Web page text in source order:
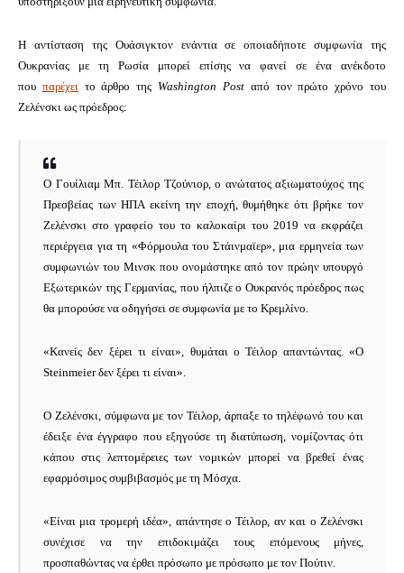
Η αντίσταση της Ουάσιγκτον ενάντια σε οποιαδήποτε συμφωνία της
Ουκρανίας με τη Ρωσία μπορεί επίσης να φανεί σε ένα ανέκδοτο
που παρέχει το άρθρο της Washington Post από τον πρώτο χρόνο του
Ζελένσκι ως πρόεδρος:
Ο Γουίλιαμ Μπ. Τέιλορ Τζούνιορ, ο ανώτατος αξιωματούχος της
Πρεσβείας των ΗΠΑ εκείνη την εποχή, θυμήθηκε ότι βρήκε τον
Ζελένσκι στο γραφείο του το καλοκαίρι του 2019 να εκφράζει
περιέργεια για τη «Φόρμουλα του Στάινμαϊερ», μια ερμηνεία των
συμφωνιών του Μινσκ που ονομάστηκε από τον πρώην υπουργό
Εξωτερικών της Γερμανίας, που ήλπιζε ο Ουκρανός πρόεδρος πως
θα μπορούσε να οδηγήσει σε συμφωνία με το Κρεμλίνο.
«Κανείς δεν ξέρει τι είναι», θυμάται ο Τέιλορ απαντώντας.
«Ο
Steinmeier δεν ξέρει τι είναι».
Ο Ζελένσκι, σύμφωνα με τον Τέιλορ, άρπαξε το τηλέφωνό του και
έδειξε ένα έγγραφο που εξηγούσε τη διατύπωση, νομίζοντας ότι
κάπου στις λεπτομέρειες των νομικών μπορεί να βρεθεί ένας
εφαρμόσιμος συμβιβασμός με τη Μόσχα.
«Είναι μια τρομερή ιδέα», απάντησε ο Τέιλορ, αν και ο Ζελένσκι
συνέχισε να την επιδοκιμάζει τους επόμενους μήνες,
προσπαθώντας να έρθει πρόσωπο με πρόσωπο με τον Πούτιν.